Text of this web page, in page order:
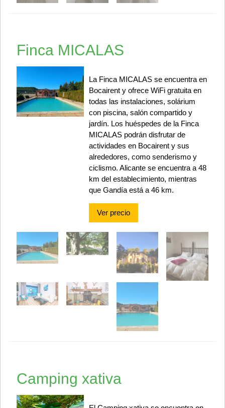
Finca MICALAS
La Finca MICALAS se encuentra en
Bocairent y ofrece WiFi gratuita en
todas las instalaciones, solárium
con piscina, salón compartido y
jardín. Los huéspedes de la Finca
MICALAS podrán disfrutar de
actividades en Bocairent y sus
alrededores, como senderismo y
ciclismo. Alicante se encuentra a 48
km del establecimiento, mientras
que Gandía está a 46 km.
Ver precio
Camping xativa